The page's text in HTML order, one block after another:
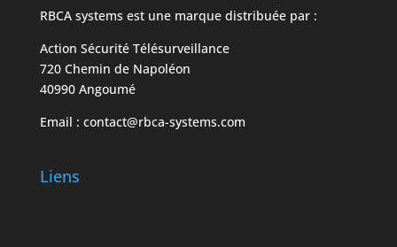
RBCA systems est une marque distribuée par :
Action Sécurité Télésurveillance
720 Chemin de Napoléon
40990 Angoumé
Email : contact@rbca-systems.com
Liens